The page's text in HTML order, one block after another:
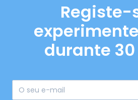
Registe-
durante